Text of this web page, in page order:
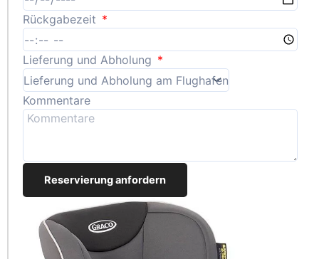
Rückgabezeit
Lieferung und Abholung
Kommentare
Reservierung anfordern